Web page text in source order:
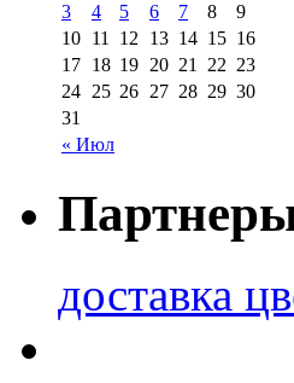
« Июл
3
4 5 6 7 8
9
10 11 12 13 14 15 16
17 18 19 20 21 22 23
24 25 26 27 28 29 30
31
доставка